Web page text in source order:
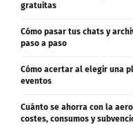
gratuitas
Cómo pasar tus chats y
paso a paso
Cómo acertar al elegir una
eventos
Cuánto se ahorra con la
costes, consumos y